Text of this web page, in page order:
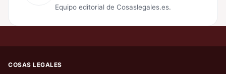
Equipo editorial de Cosaslegales.es.
COSAS LEGALES